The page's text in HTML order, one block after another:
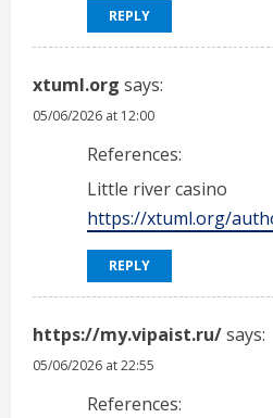
REPLY
xtuml.org says:
05/06/2026 at 12:00
References:
Little river casino
https://xtuml.org/
REPLY
https://my.vipaist.ru/says:
05/06/2026 at 22:55
References: